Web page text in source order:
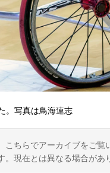
。写真は鳥海連志
ちらでアーカイブをご覧
現在とは異なる場合があ